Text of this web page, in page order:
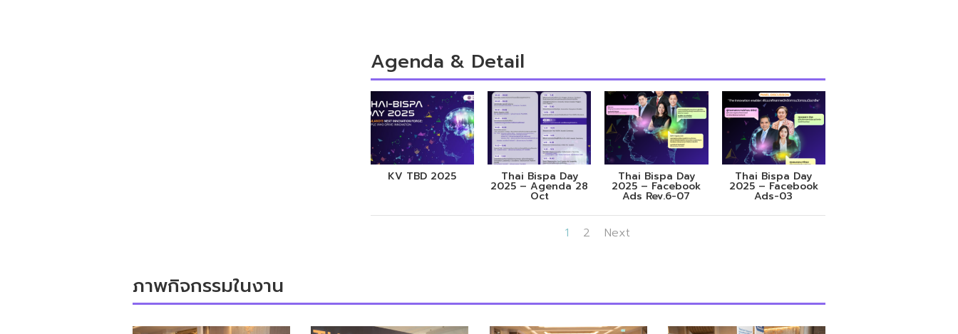
Agenda & Detail
KV TBD 2025 Thai Bispa Day
2025 – Agenda 28
Oct
Thai Bispa Day
2025 – Facebook
Ads Rev.6-07
Thai Bispa Day
2025 – Facebook
Ads-03
1 2 Next
ภาพกิจกรรมในงาน